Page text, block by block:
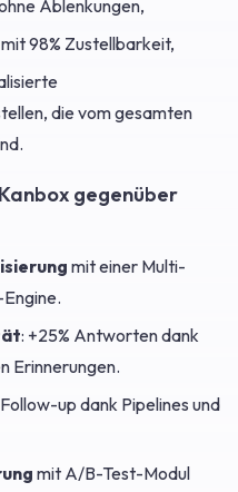
Ablenkungen,
98% Zustellbarkeit,
die vom gesamten
gegenüber
mit einer Multi-
: +25% Antworten dank
Erinnerungen.
up dank Pipelines und
mit A/B-Test-Modul